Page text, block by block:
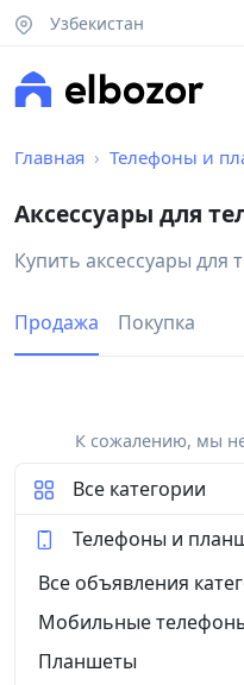
Узбекистан
Главная Телефоны и
Аксессуары для
Купить аксессуары для
Продажа Покупка
К сожалению, мы
Все категории
Телефоны и
Все объявления
Мобильные
Планшеты